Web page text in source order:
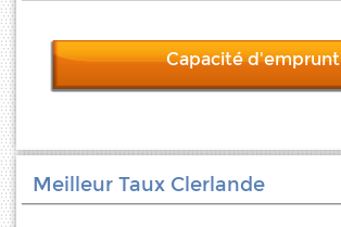
Capacité d'emprunt
Meilleur Taux Clerlande